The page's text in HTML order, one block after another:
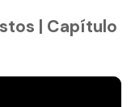
| Capítulo